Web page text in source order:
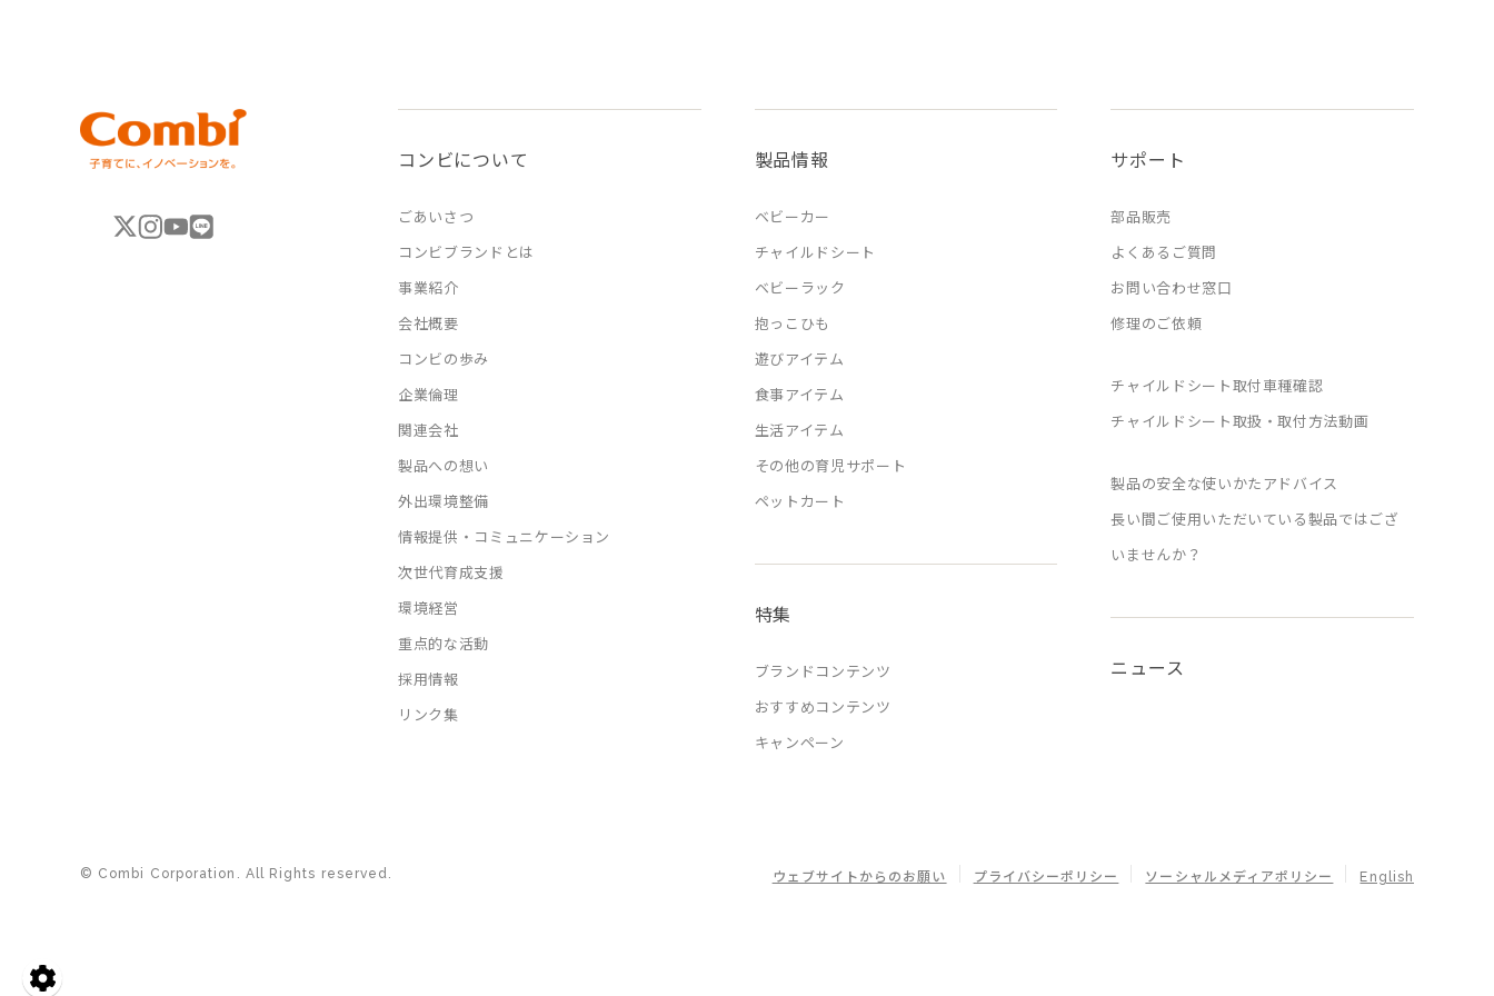
コンビについて
ごあいさつ
コンビブランドとは
事業紹介
会社概要
コンビの歩み
企業倫理
関連会社
製品への想い
外出環境整備
情報提供・コミュニケーション
次世代育成支援
環境経営
重点的な活動
採用情報
リンク集
製品情報
ベビーカー
チャイルドシート
ベビーラック
抱っこひも
遊びアイテム
食事アイテム
生活アイテム
その他の育児サポート
ペットカート
特集
ブランドコンテンツ
おすすめコンテンツ
キャンペーン
サポート
部品販売
よくあるご質問
お問い合わせ窓口
修理のご依頼
チャイルドシート取付車種確認
チャイルドシート取扱・取付方法動画
製品の安全な使いかたアドバイス
長い間ご使用いただいている製品ではござ
いませんか？
ニュース
© Combi Corporation. All Rights reserved. ウェブサイトからのお願い プライバシーポリシー ソーシャルメディアポリシー English